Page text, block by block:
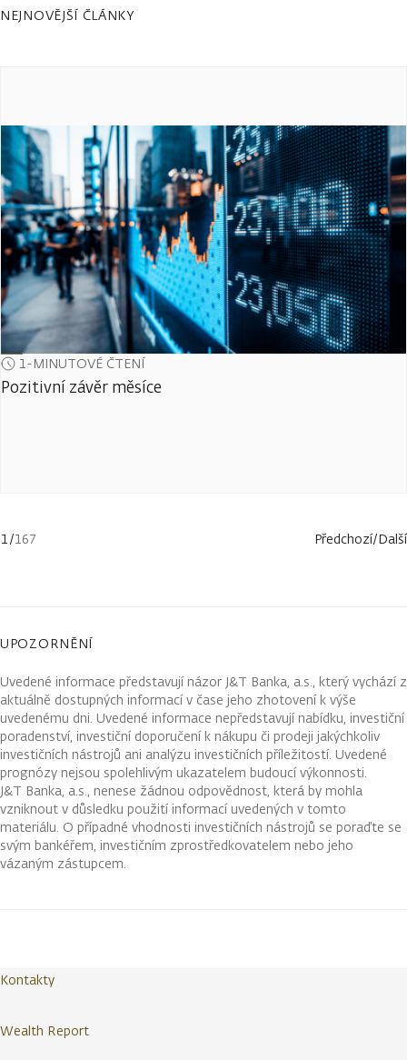
NEJNOVĚJŠÍ ČLÁNKY
1-MINUTOVÉ ČTENÍ
Pozitivní závěr měsíce
1/167 Předchozí/Další
UPOZORNĚNÍ
Uvedené informace představují názor J&T Banka, a.s., který vychází z
aktuálně dostupných informací v čase jeho zhotovení k výše
uvedenému dni. Uvedené informace nepředstavují nabídku, investiční
poradenství, investiční doporučení k nákupu či prodeji jakýchkoliv
investičních nástrojů ani analýzu investičních příležitostí. Uvedené
prognózy nejsou spolehlivým ukazatelem budoucí výkonnosti.
J&T Banka, a.s., nenese žádnou odpovědnost, která by mohla
vzniknout v důsledku použití informací uvedených v tomto
materiálu. O případné vhodnosti investičních nástrojů se poraďte se
svým bankéřem, investičním zprostředkovatelem nebo jeho
vázaným zástupcem.
Kontakty
Wealth Report